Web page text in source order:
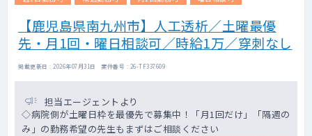
【鹿児島県南九州市】人工透析／土曜最優
先・月1回・曜日相談可／時給1万／穿刺なし
掲載更新日 : 2026年07月31日 案件番号 : 26-TF337609
担当エージェントより
◇病院側が土曜日枠を最優先で募集中！「月1回だけ」「隔週の
み」の勤務希望の先生もまずはご相談ください